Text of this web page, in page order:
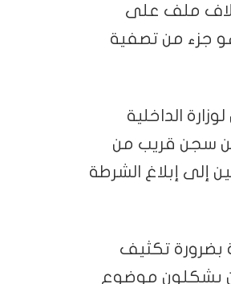
الرئيس قيس سعيد قد اتهم العكرمي بالتستر على نحو 6 آلاف ملف على
هو جزء من تصفية
الداخلية
من سجن قريب من
إلى إبلاغ الشرطة
بضرورة تكثيف
يشكلون موضوع